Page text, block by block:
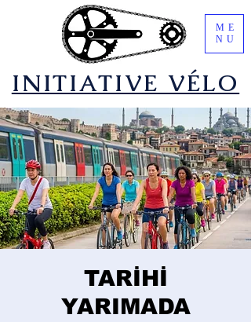
​INITIATIVE VÉLO
ME
NU
TARİHİ
YARIMADA